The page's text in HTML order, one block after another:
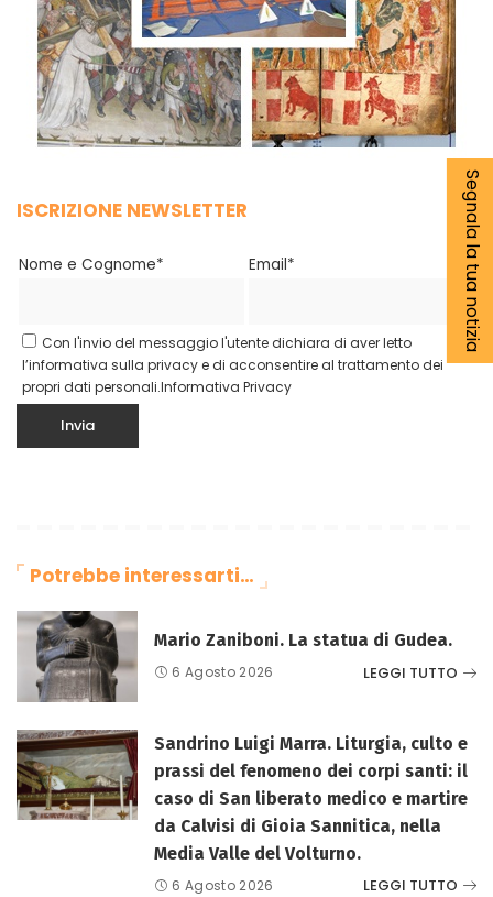
ISCRIZIONE NEWSLETTER
Nome e Cognome* Email*
Con l'invio del messaggio l'utente dichiara di aver letto
l’informativa sulla privacy e di acconsentire al trattamento dei
propri dati personali.Informativa Privacy
Potrebbe interessarti…
Mario Zaniboni. La statua di Gudea.
6 Agosto 2026 LEGGI TUTTO
Sandrino Luigi Marra. Liturgia, culto e
prassi del fenomeno dei corpi santi: il
caso di San liberato medico e martire
da Calvisi di Gioia Sannitica, nella
Media Valle del Volturno.
6 Agosto 2026 LEGGI TUTTO
Segnala la tua notizia